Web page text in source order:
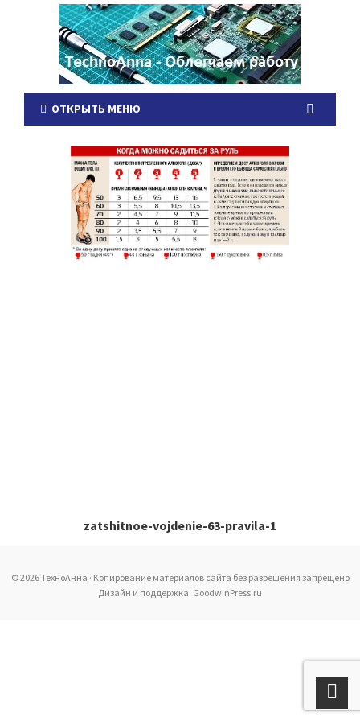
ОТКРЫТЬ МЕНЮ
zatshitnoe-vojdenie-63-pravila-1
© 2026 ТехноАнна · Копирование материалов сайта без разрешения запрещено
Дизайн и поддержка: GoodwinPress.ru